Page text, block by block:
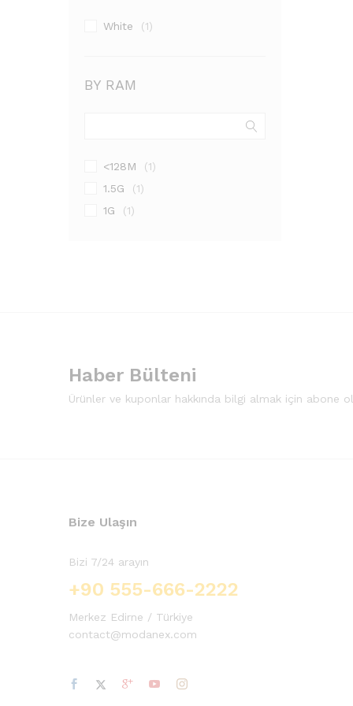
White (1)
BY RAM
<128M (1)
1.5G (1)
1G (1)
Haber Bülteni
Ürünler ve kuponlar hakkında bilgi almak için abone
Bize Ulaşın
Bizi 7/24 arayın
+90 555-666-2222
Merkez Edirne / Türkiye
contact@modanex.com